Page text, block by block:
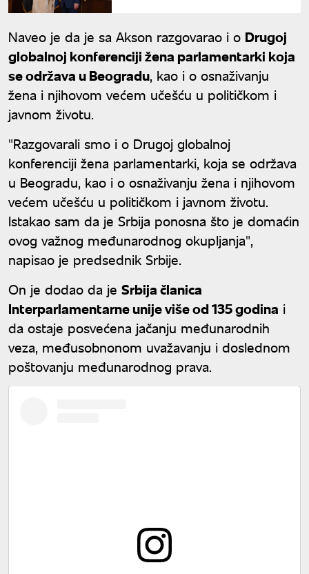
Naveo je da je sa Akson razgovarao i o Drugoj
globalnoj konferenciji žena parlamentarki koja
se održava u Beogradu, kao i o osnaživanju
žena i njihovom većem učešću u političkom i
javnom životu.
"Razgovarali smo i o Drugoj globalnoj
konferenciji žena parlamentarki, koja se održava
u Beogradu, kao i o osnaživanju žena i njihovom
većem učešću u političkom i javnom životu.
Istakao sam da je Srbija ponosna što je domaćin
ovog važnog međunarodnog okupljanja",
napisao je predsednik Srbije.
On je dodao da je Srbija članica
Interparlamentarne unije više od 135 godina i
da ostaje posvećena jačanju međunarodnih
veza, međusobnonom uvažavanju i doslednom
poštovanju međunarodnog prava.